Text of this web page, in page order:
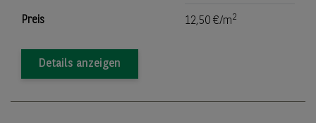
Preis 12,50 €/m2
Details anzeigen